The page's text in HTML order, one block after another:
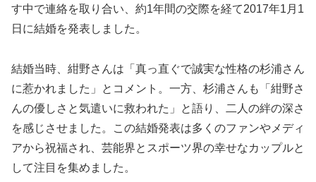
す中で連絡を取り合い、約1年間の交際を経て2017年1月1
日に結婚を発表しました。
結婚当時、紺野さんは「真っ直ぐで誠実な性格の杉浦さん
に惹かれました」とコメント。一方、杉浦さんも「紺野さ
んの優しさと気遣いに救われた」と語り、二人の絆の深さ
を感じさせました。この結婚発表は多くのファンやメディ
アから祝福され、芸能界とスポーツ界の幸せなカップルと
して注目を集めました。